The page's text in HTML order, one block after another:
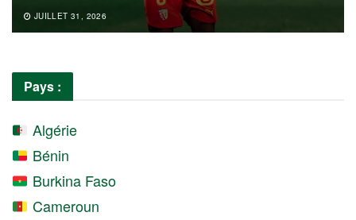
JUILLET 31, 2026
Pays :
Algérie
Bénin
Burkina Faso
Cameroun